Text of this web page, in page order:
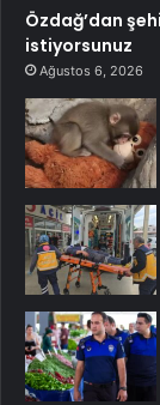
Özdağ’dan
istiyorsunuz
Ağustos 6, 2026